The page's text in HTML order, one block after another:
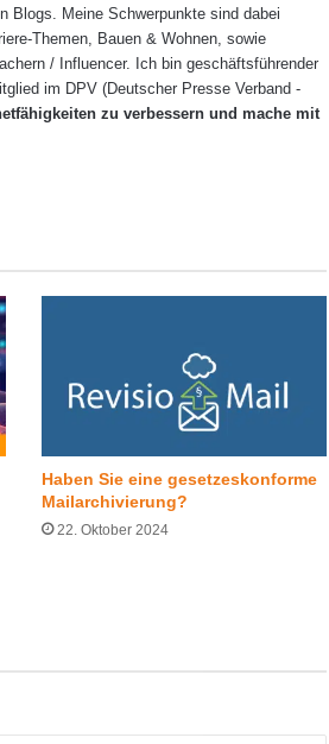
Blogs. Meine Schwerpunkte sind dabei
Themen, Bauen & Wohnen, sowie
/ Influencer. Ich bin geschäftsführender
im DPV (Deutscher Presse Verband -
zu verbessern und mache mit
Haben Sie eine gesetzeskonforme
Mailarchivierung?
22. Oktober 2024